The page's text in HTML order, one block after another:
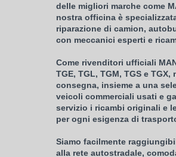
delle migliori marche come
nostra officina è
riparazione di camion,
con meccanici esperti e
Come rivenditori ufficiali
TGE, TGL, TGM, TGS e
consegna, insieme a una
veicoli commerciali usati e
servizio i ricambi originali e
per ogni esigenza di
Siamo facilmente
alla rete autostradale,